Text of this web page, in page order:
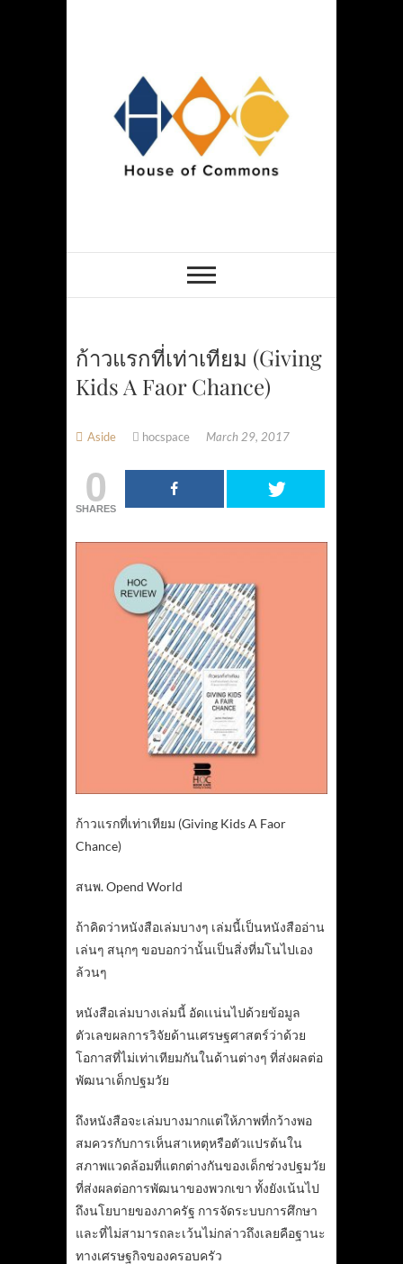
HOCSPACE
ก้าวแรกที่เท่าเทียม (Giving
Kids A Faor Chance)
Aside hocspace March 29, 2017
0
SHARES
ก้าวแรกที่เท่าเทียม (Giving Kids A Faor
Chance)
สนพ. Opend World
ถ้าคิดว่าหนังสือเล่มบางๆ เล่มนี้เป็นหนังสืออ่าน
เล่นๆ สนุกๆ ขอบอกว่านั้นเป็นสิ่งที่มโนไปเอง
ล้วนๆ
หนังสือเล่มบางเล่มนี้ อัดเเน่นไปด้วยข้อมูล
ตัวเลขผลการวิจัยด้านเศรษฐศาสตร์ว่าด้วย
โอกาสที่ไม่เท่าเทียมกันในด้านต่างๆ ที่ส่งผลต่อ
พัฒนาเด็กปฐมวัย
ถึงหนังสือจะเล่มบางมากแต่ให้ภาพที่กว้างพอ
สมควรกับการเห็นสาเหตุหรือตัวแปรต้นใน
สภาพแวดล้อมที่แตกต่างกันของเด็กช่วงปฐมวัย
ที่ส่งผลต่อการพัฒนาของพวกเขา ทั้งยังเน้นไป
ถึงนโยบายของภาครัฐ การจัดระบบการศึกษา
และที่ไม่สามารถละเว้นไม่กล่าวถึงเลยคือฐานะ
ทางเศรษฐกิจของครอบครัว